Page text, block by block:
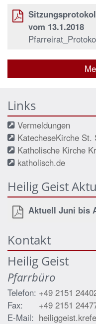
vom 13.1.2018
Links
Vermeldungen
KatecheseKirche St.
Katholische Kirche
katholisch.de
Heilig Geist
Aktuell Juni bis
Kontakt
Heilig Geist
Pfarrbüro
Telefon: +49 2151
Fax:
+49 2151
E-Mail: